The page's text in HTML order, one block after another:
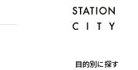
目的別に探す